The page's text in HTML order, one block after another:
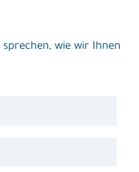
wie wir Ihnen